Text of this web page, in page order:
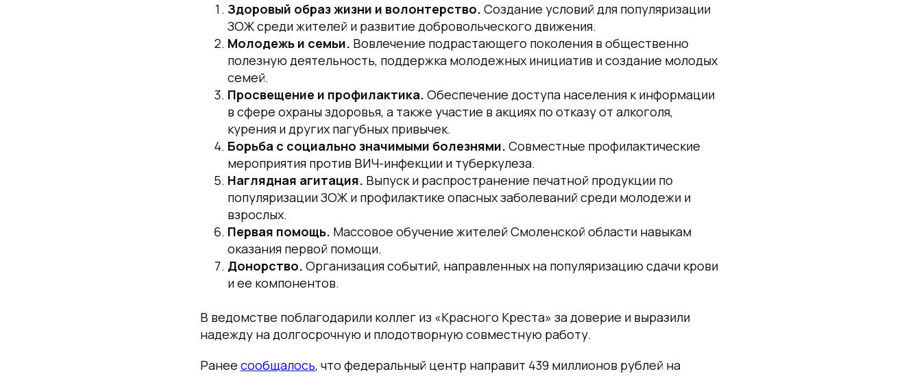
Здоровый образ жизни и волонтерство. Создание условий для популяризации
ЗОЖ среди жителей и развитие добровольческого движения.
Молодежь и семьи. Вовлечение подрастающего поколения в общественно
полезную деятельность, поддержка молодежных инициатив и создание молодых
семей.
Просвещение и профилактика. Обеспечение доступа населения к информации
в сфере охраны здоровья, а также участие в акциях по отказу от алкоголя,
курения и других пагубных привычек.
Борьба с социально значимыми болезнями. Совместные профилактические
мероприятия против ВИЧ-инфекции и туберкулеза.
Наглядная агитация. Выпуск и распространение печатной продукции по
популяризации ЗОЖ и профилактике опасных заболеваний среди молодежи и
взрослых.
Первая помощь. Массовое обучение жителей Смоленской области навыкам
оказания первой помощи.
Донорство. Организация событий, направленных на популяризацию сдачи крови
и ее компонентов.
В ведомстве поблагодарили коллег из «Красного Креста» за доверие и выразили
надежду на долгосрочную и плодотворную совместную работу.
Ранее сообщалось, что федеральный центр направит 439 миллионов рублей на